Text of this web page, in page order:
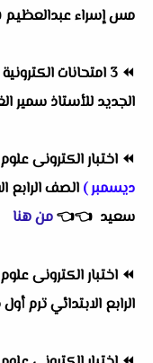
مس إسراء عبدالعظيم
⏪ 3 امتحانات الكترونية علوم
الجديد للأستاذ سمير
⏪ اختبار الكترونى
ديسمبر ) الصف الرابع
سعيد 👈
👈من هنا
⏪ اختبار الكترونى علوم
الرابع الابتدائي ترم